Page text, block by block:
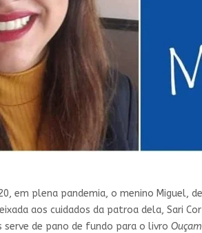
em plena pandemia, o menino Miguel,
aos cuidados da patroa dela, Sari
serve de pano de fundo para o livro